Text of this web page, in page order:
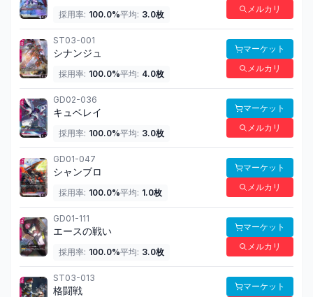
採用率: 100.0%平均: 3.0枚
メルカリ
ST03-001
シナンジュ
採用率: 100.0%平均: 4.0枚
マーケット
メルカリ
GD02-036
キュベレイ
採用率: 100.0%平均: 3.0枚
マーケット
メルカリ
GD01-047
シャンブロ
採用率: 100.0%平均: 1.0枚
マーケット
メルカリ
GD01-111
エースの戦い
採用率: 100.0%平均: 3.0枚
マーケット
メルカリ
ST03-013
格闘戦
マーケット